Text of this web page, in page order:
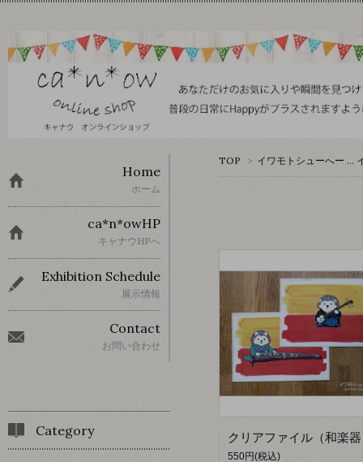
TOP > イワモトシューへー …
550円(税込)
Home
ホーム
ca*n*owHP
キャナウHPへ
Exhibition Schedule
展示情報
Contact
お問い合わせ
Category